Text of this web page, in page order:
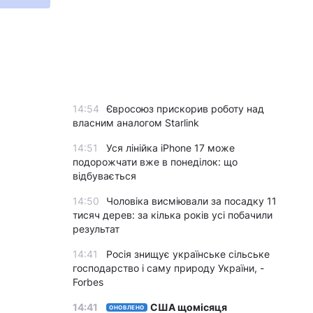
14:54
Євросоюз прискорив роботу над
власним аналогом Starlink
14:51
Уся лінійка iPhone 17 може
подорожчати вже в понеділок: що
відбувається
14:50
Чоловіка висміювали за посадку 11
тисяч дерев: за кілька років усі побачили
результат
14:41
Росія знищує українське сільське
господарство і саму природу України, -
Forbes
14:41 ОНОВЛЕНО США щомісяця